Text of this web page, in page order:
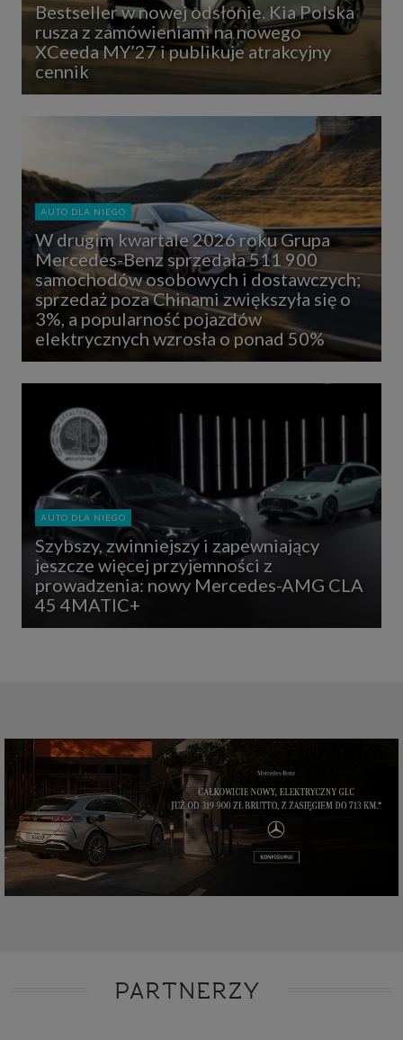
Bestseller w nowej odsłonie. Kia Polska
rusza z zamówieniami na nowego
XCeeda MY’27 i publikuje atrakcyjny
cennik
AUTO DLA NIEGO
W drugim kwartale 2026 roku Grupa
Mercedes-Benz sprzedała 511 900
samochodów osobowych i dostawczych;
sprzedaż poza Chinami zwiększyła się o
3%, a popularność pojazdów
elektrycznych wzrosła o ponad 50%
AUTO DLA NIEGO
Szybszy, zwinniejszy i zapewniający
jeszcze więcej przyjemności z
prowadzenia: nowy Mercedes-AMG CLA
45 4MATIC+
PARTNERZY